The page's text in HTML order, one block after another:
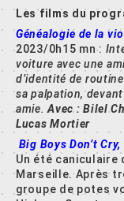
Les films du
Généalogie de la
2023/0h15 mn :
voiture avec une
d’identite de
sa palpation,
amie.Avec : Bilel
Lucas Mortier
Big Boys Don’t Cry,
Un été caniculaire
Marseille. Après
groupe de potes